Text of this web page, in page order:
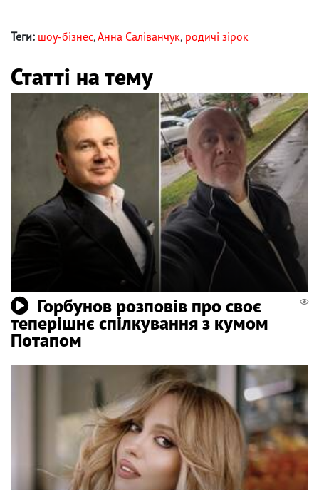
Теги: шоу-бізнес,Анна Саліванчук, родичі зірок
Статті на тему
Горбунов розповів про своє
теперішнє спілкування з кумом
Потапом